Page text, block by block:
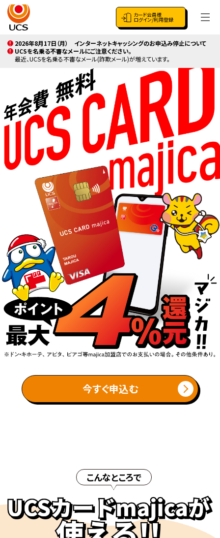
カード会員様
ログイン/利用登録
2026年8月17日（月） インターネットキャッシングのお申込み停止について
UCSを名乗る不審なメールにご注意ください。
最近、UCSを名乗る不審なメール(詐欺メール)が増えています。
今すぐ申込む
こんなところで